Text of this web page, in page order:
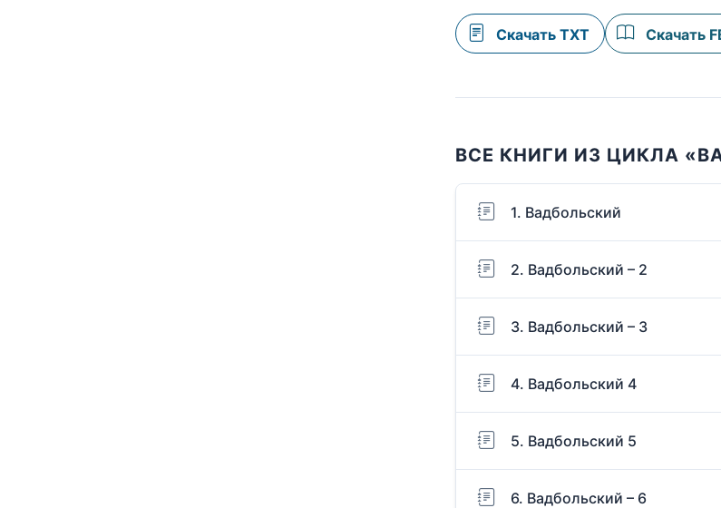
Скачать TXT Скачать
ВСЕ КНИГИ ИЗ ЦИКЛА
1. Вадбольский
2. Вадбольский – 2
3. Вадбольский – 3
4. Вадбольский 4
5. Вадбольский 5
6. Вадбольский – 6